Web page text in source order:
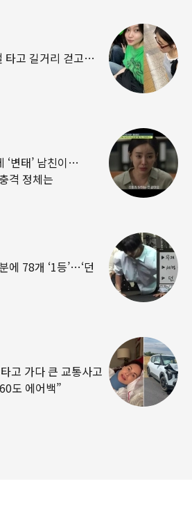
타고 길거리 걷고…
‘변태’ 남친이…
격 정체는
에 78개 ‘1등’…‘던
고 가다 큰 교통사고
도 에어백”